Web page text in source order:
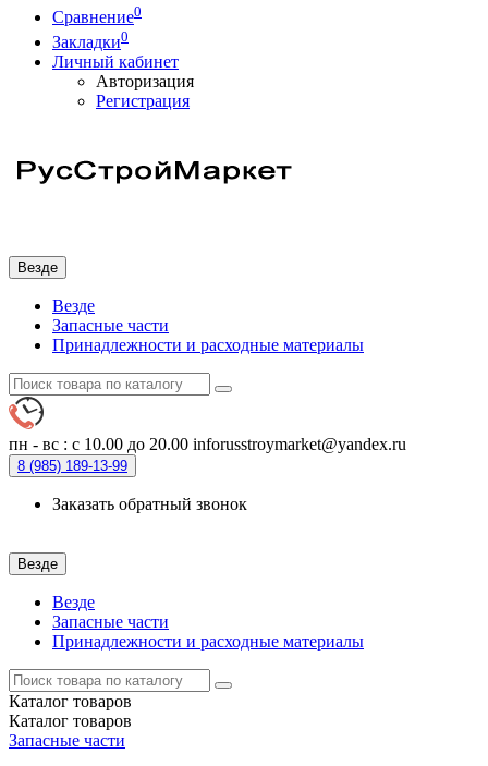
Сравнение0
Закладки0
Личный кабинет
Авторизация
Регистрация
Везде
Везде
Запасные части
Принадлежности и расходные материалы
пн - вс : с 10.00 до 20.00 inforusstroymarket@yandex.ru
8 (985) 189-13-99
Заказать обратный звонок
Везде
Везде
Запасные части
Принадлежности и расходные материалы
Каталог товаров
Каталог товаров
Запасные части